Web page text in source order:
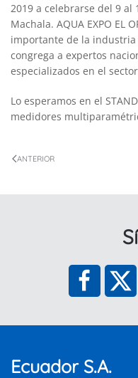
2019 a celebrarse del 9 al
Machala. AQUA EXPO EL
importante de la
congrega a expertos
especializados en el
Lo esperamos en el
medidores
ANTERIOR
Ecuador S.A.